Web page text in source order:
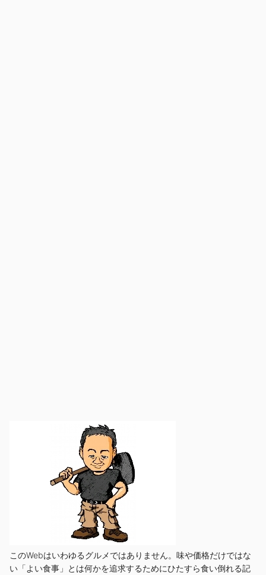
このWebはいわゆるグルメではありません。味や価格だけではな
い「よい食事」とは何かを追求するためにひたすら食い倒れる記